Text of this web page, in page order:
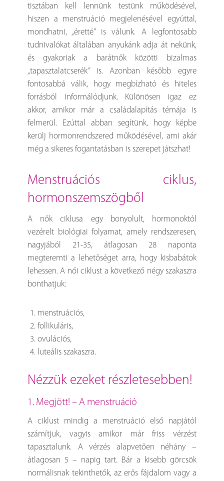
tisztában kell lennünk testünk működésével,
hiszen a menstruáció megjelenésével egyúttal,
mondhatni, „éretté” is válunk. A legfontosabb
tudnivalókat általában anyukánk adja át nekünk,
és gyakoriak a barátnők közötti bizalmas
„tapasztalatcserék” is. Azonban később egyre
fontosabbá válik, hogy megbízható és hiteles
forrásból informálódjunk. Különösen igaz ez
akkor, amikor már a családalapítás témája is
felmerül. Ezúttal abban segítünk, hogy képbe
kerülj hormonrendszered működésével, ami akár
még a sikeres fogantatásban is szerepet játszhat!
menstruációs ciklus,
hormonszemszögből
A nők ciklusa egy bonyolult, hormonoktól
vezérelt biológiai folyamat, amely rendszeresen,
nagyjából 21-35, átlagosan 28 naponta
megteremti a lehetőséget arra, hogy kisbabátok
lehessen. A női ciklust a következő négy szakaszra
bonthatjuk:
menstruációs,
follikuláris,
ovulációs,
luteális szakaszra.
nézzük ezeket részletesebben!
1. Megjött! – A menstruáció
A ciklust mindig a menstruáció első napjától
számítjuk, vagyis amikor már friss vérzést
tapasztalunk. A vérzés alapvetően néhány –
átlagosan 5 – napig tart. Bár a kisebb görcsök
normálisnak tekinthetők, az erős fájdalom vagy a